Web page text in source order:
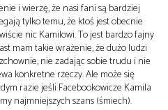
i wierzę, że nasi fani są bardziej
tylko temu, że ktoś jest obecnie
nic Kamilowi. To jest bardzo fajny
mam takie wrażenie, że dużo ludzi
nie zadając sobie trudu i nie
konkretne rzeczy. Ale może się
razie jeśli Facebookowicze Kamila
najmniejszych szans (śmiech).